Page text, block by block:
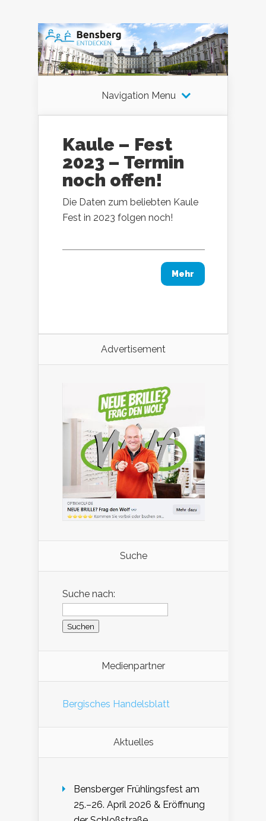
Navigation Menu
Kaule – Fest
2023 – Termin
noch offen!
Die Daten zum beliebten Kaule
Fest in 2023 folgen noch!
Mehr
Advertisement
Suche
Suche nach:
Medienpartner
Bergisches Handelsblatt
Aktuelles
Bensberger Frühlingsfest am
25.–26. April 2026 & Eröffnung